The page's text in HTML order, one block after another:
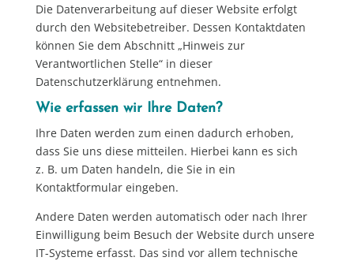
Die Datenverarbeitung auf dieser Website erfolgt
durch den Websitebetreiber. Dessen Kontaktdaten
können Sie dem Abschnitt „Hinweis zur
Verantwortlichen Stelle“ in dieser
Datenschutzerklärung entnehmen.
Wie erfassen wir Ihre Daten?
Ihre Daten werden zum einen dadurch erhoben,
dass Sie uns diese mitteilen. Hierbei kann es sich
z. B. um Daten handeln, die Sie in ein
Kontaktformular eingeben.
Andere Daten werden automatisch oder nach Ihrer
Einwilligung beim Besuch der Website durch unsere
IT-Systeme erfasst. Das sind vor allem technische